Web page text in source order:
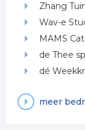
Zhang
Wav-e
MAMS
de Thee
dé
meer